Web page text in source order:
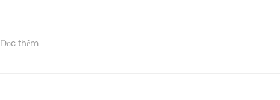
Đọc thêm